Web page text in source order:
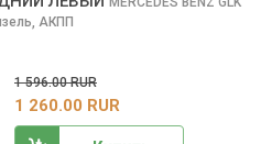
АКПП
1 596.00 RUR
1 260.00 RUR